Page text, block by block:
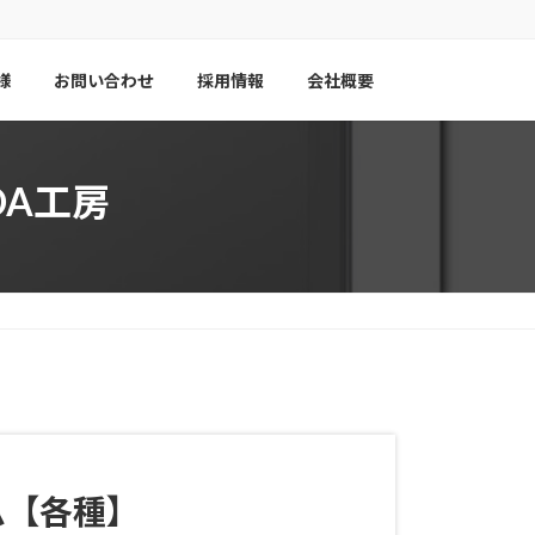
お問い合わせ 採用情報 会社概要
工房
各種】